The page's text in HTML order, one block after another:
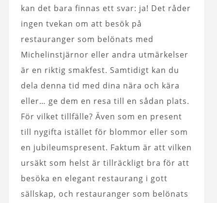
kan det bara finnas ett svar: ja! Det råder
ingen tvekan om att besök på
restauranger som belönats med
Michelinstjärnor eller andra utmärkelser
är en riktig smakfest. Samtidigt kan du
dela denna tid med dina nära och kära
eller… ge dem en resa till en sådan plats.
För vilket tillfälle? Även som en present
till nygifta istället för blommor eller som
en jubileumspresent. Faktum är att vilken
ursäkt som helst är tillräckligt bra för att
besöka en elegant restaurang i gott
sällskap, och restauranger som belönats